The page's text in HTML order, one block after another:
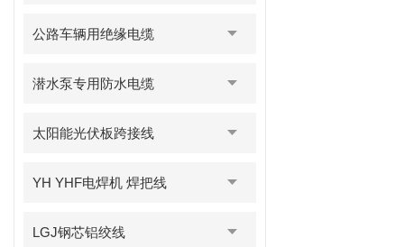
公路车辆用绝缘电缆
潜水泵专用防水电缆
太阳能光伏板跨接线
YH YHF电焊机 焊把线
LGJ钢芯铝绞线